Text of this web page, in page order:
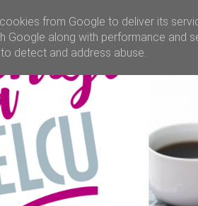
from Google to deliver its
Google along with performance and
detect and address abuse.